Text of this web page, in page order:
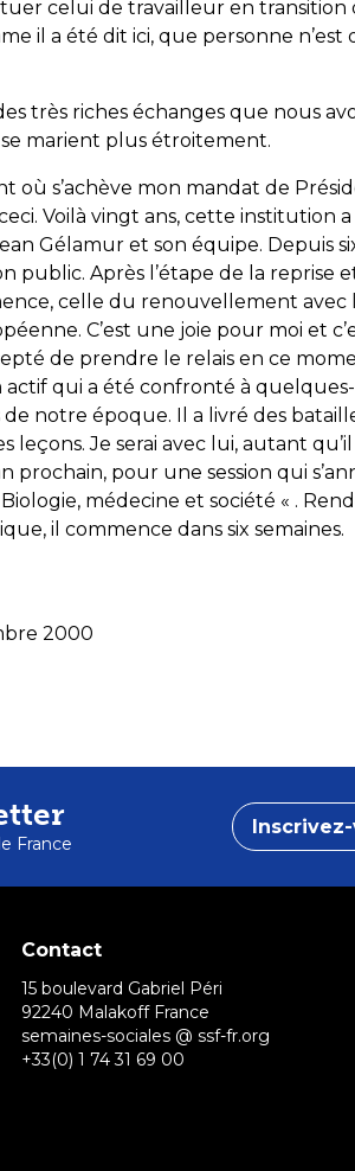
celui de travailleur en transition
il a été dit ici, que personne
très riches échanges que nous
marient plus étroitement.
s’achève mon mandat de
Voilà vingt ans, cette institution
Gélamur et son équipe. Depuis
public. Après l’étape de la
celle du renouvellement avec
C’est une joie pour moi et
de prendre le relais en ce
actif qui a été confronté à
notre époque. Il a livré des
leçons. Je serai avec lui, autant
prochain, pour une session qui
médecine et société « .
il commence dans six semaines.
2000
France
Contact
15 boulevard Gabriel Péri
92240 Malakoff France
semaines-sociales @ ssf-fr.org
+33(0) 1 74 31 69 00